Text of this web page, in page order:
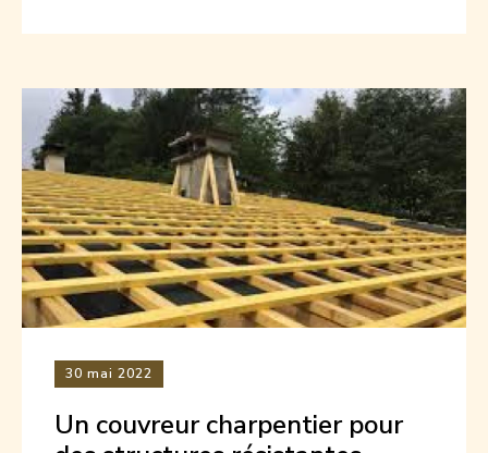
30 mai 2022
Un couvreur charpentier pour